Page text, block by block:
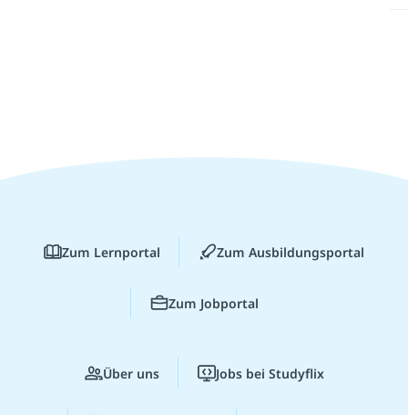
Zum Lernportal Zum Ausbildungsportal
Zum Jobportal
Über uns Jobs bei Studyflix